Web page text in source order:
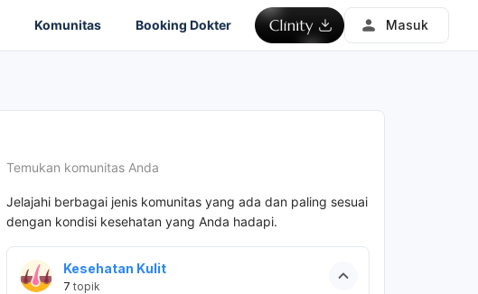
Komunitas Booking Dokter Masuk
Temukan komunitas Anda
Jelajahi berbagai jenis komunitas yang ada dan paling sesuai
dengan kondisi kesehatan yang Anda hadapi.
Kesehatan Kulit
7 topik